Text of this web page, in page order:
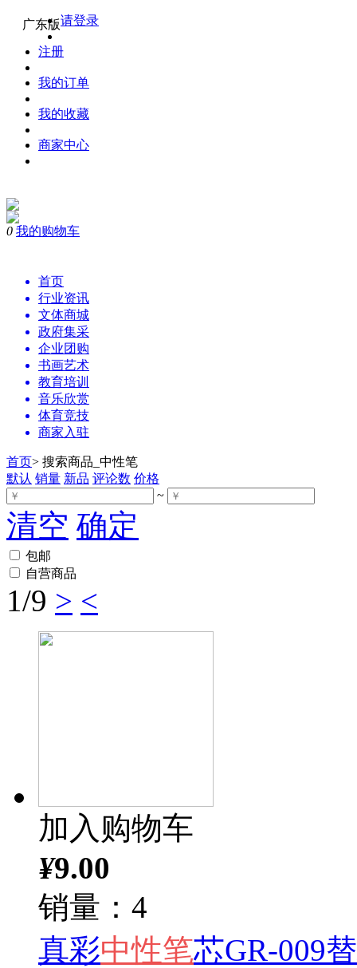
广东版请登录
注册
我的订单
我的收藏
商家中心
0 我的购物车
首页
行业资讯
文体商城
政府集采
企业团购
书画艺术
教育培训
音乐欣赏
体育竞技
商家入驻
首页> 搜索商品_中性笔
默认 销量 新品 评论数 价格
~
清空 确定
包邮
自营商品
1/9 > <
加入购物车
¥9.00
销量：4
真彩中性笔芯GR-009